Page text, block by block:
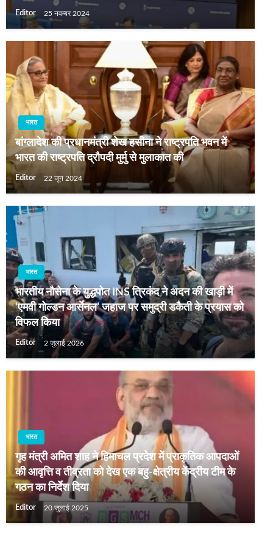
Editor 25 नवम्बर 2024
भारत
बांग्लादेश की प्रधानमंत्री शेख हसीना ने राष्ट्रपति भवन में
भारत की राष्ट्रपति द्रौपदी मुर्मु से मुलाकात की
Editor 22 जून 2024
भारत
भारतीय नौसेना के युद्धपोत INS त्रिकंद ने अदन की खाड़ी में
‘एमवी गोल्डन आर्सेनल’ जहाज पर समुद्री डकैती के प्रयास को
विफल किया
Editor 2 जुलाई 2026
भारत
गृह मंत्री अमित शाह ने हिमाचल प्रदेश में प्राकृतिक आपदाओं
की आवृत्ति व तीव्रता को देख एक बहु-क्षेत्रीय केंद्रीय टीम के
गठन का निर्देश दिया
Editor 20 जुलाई 2025